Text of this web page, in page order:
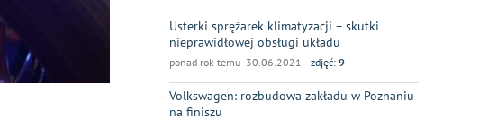
Usterki sprężarek klimatyzacji – skutki
nieprawidłowej obsługi układu
ponad rok temu 30.06.2021 zdjęć: 9
Volkswagen: rozbudowa zakładu w Poznaniu
na finiszu